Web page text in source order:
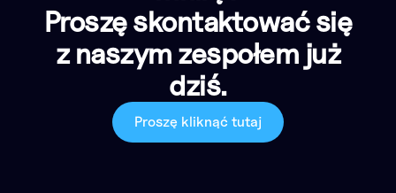
Proszę skontaktować się
z naszym zespołem już
dziś.
Proszę kliknąć tutaj